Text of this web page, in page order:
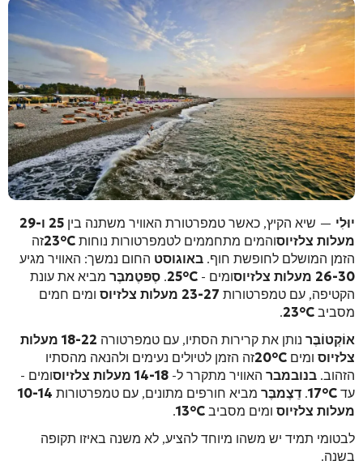
יוּלִי — שיא הקיץ, כאשר טמפרטורת האוויר משתנה בין
25 ו-29
מעלות צלזיוסוהמים מתחממים לטמפרטורות נוחות 23°Cזה
הזמן המושלם לחופשת חוף. באוגוסט החום נמשך: האוויר מגיע
26-30 מעלות צלזיוס
ומים - 25°C
. סֶפּטֶמבֶּר מביא את עונת
הקטיפה, עם טמפרטורות 23-27 מעלות צלזיוס
ומים חמים
מסביב 23°C
.
אוֹקְטוֹבֶּר נותן את קרירות הסתיו, עם טמפרטורה
18-22 מעלות
צלזיוס ומים 20°Cזה הזמן לטיולים נעימים ולהנאה מהסתיו
הזהוב. בנובמבר האוויר מתקרר ל- 14-18 מעלות צלזיוס
ומים -
עד 17°C
. דֵצֶמבֶּר מביא חורפים מתונים, עם טמפרטורות 10-14
מעלות צלזיוס ומים מסביב 13°C
.
לבטומי תמיד יש משהו מיוחד להציע, לא משנה באיזו תקופה
בשנה.